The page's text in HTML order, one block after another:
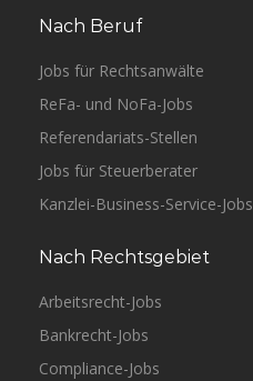
Nach Beruf
Jobs für Rechtsanwälte
ReFa- und NoFa-Jobs
Referendariats-Stellen
Jobs für Steuerberater
Kanzlei-Business-Service-Jobs
Nach Rechtsgebiet
Arbeitsrecht-Jobs
Bankrecht-Jobs
Compliance-Jobs